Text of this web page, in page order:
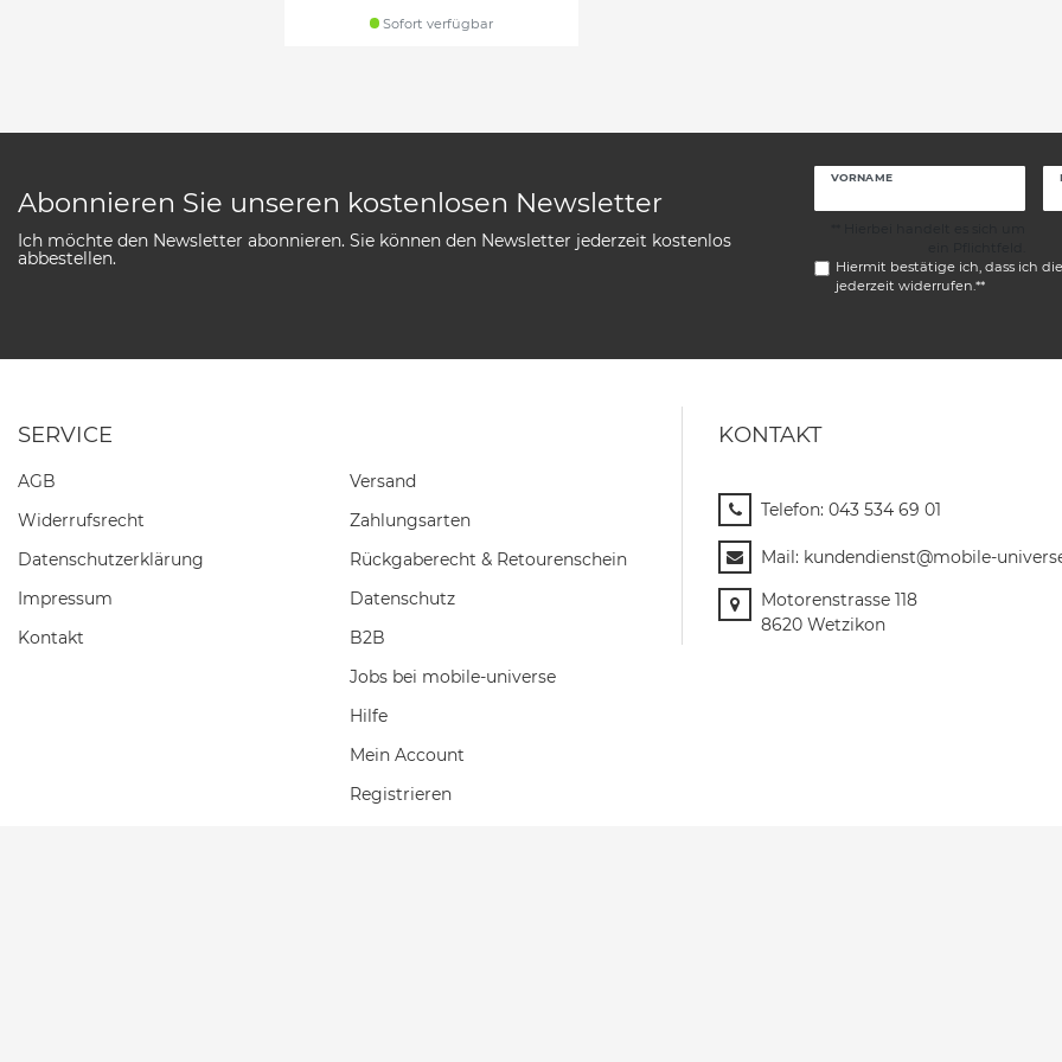
Sofort verfügbar
Abonnieren Sie unseren kostenlosen Newsletter
Ich möchte den Newsletter abonnieren. Sie können den Newsletter jederzeit kostenlos
abbestellen.
VORNAME
Hiermit bestätige ich, dass ich
jederzeit widerrufen.**
SERVICE
AGB
Widerrufs­recht
Daten­schutz­erklärung
Impressum
Kontakt
Versand
Zahlungsarten
Rückgaberecht & Retourenschein
Datenschutz
B2B
Jobs bei mobile-universe
Hilfe
Mein Account
Registrieren
KONTAKT
Telefon: 043 534 69 01
Mail: kundendienst@mobile-
Motorenstrasse 118
8620 Wetzikon